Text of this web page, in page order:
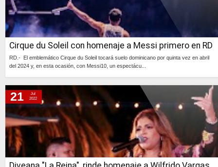
Cirque du Soleil con homenaje a Messi primero en RD
RD.- El emblemático Cirque du Soleil tocará suelo dominicano por quinta vez en abril
del 2024 y, en esta ocasión, con Messi10, un espectácu...
21
Jul
2022